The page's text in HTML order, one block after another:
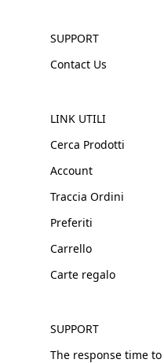
SUPPORT
Contact Us
LINK UTILI
Cerca Prodotti
Account
Traccia Ordini
Preferiti
Carrello
Carte regalo
SUPPORT
The response time